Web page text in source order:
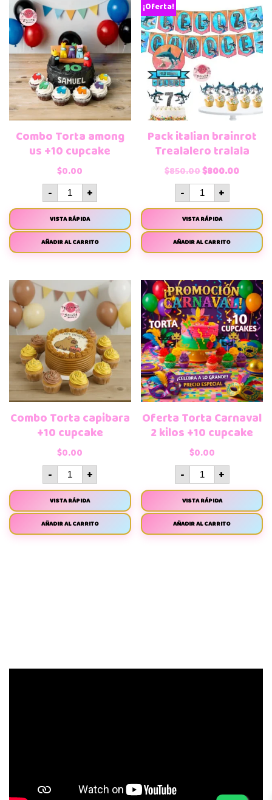
Combo Torta among
us +10 cupcake
$0.00
- +
VISTA RÁPIDA
AÑADIR AL CARRITO
¡Oferta!
Pack italian brainrot
Trealalero tralala
$850.00$800.00
- +
VISTA RÁPIDA
AÑADIR AL CARRITO
Combo Torta capibara
+10 cupcake
$0.00
- +
VISTA RÁPIDA
AÑADIR AL CARRITO
Oferta Torta Carnaval
2 kilos +10 cupcake
$0.00
- +
VISTA RÁPIDA
AÑADIR AL CARRITO